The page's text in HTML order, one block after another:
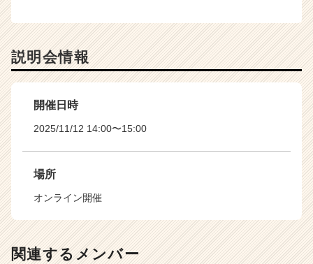
説明会情報
開催日時
2025/11/12 14:00〜15:00
場所
オンライン開催
関連するメンバー